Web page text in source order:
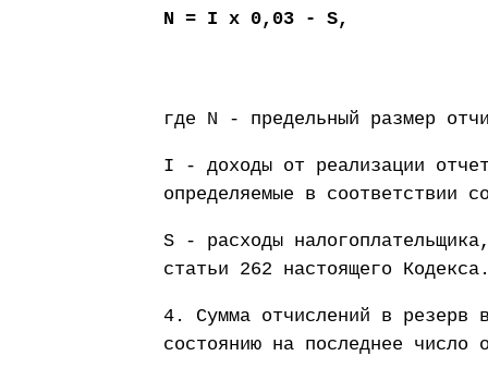
N = I x 0,03 - S,
где N - предельный размер
I - доходы от реализации
определяемые в соответствии
S - расходы
статьи 262 настоящего
4. Сумма отчислений в резерв
состоянию на последнее число